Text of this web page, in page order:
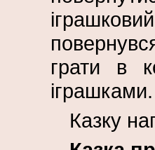
грати в
іграшками.
Казку